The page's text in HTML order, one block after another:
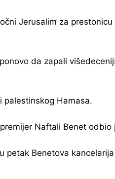
Jerusalim za
da zapali
palestinskog Hamasa.
Naftali Benet
petak Benetova